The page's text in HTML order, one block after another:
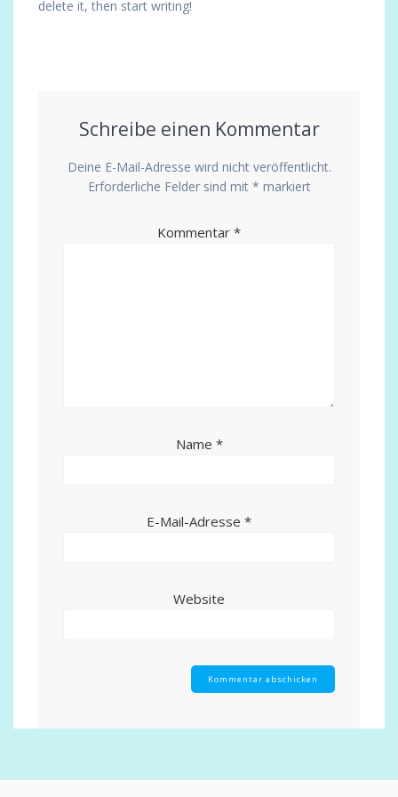
delete it, then start writing!
Schreibe einen Kommentar
Deine E-Mail-Adresse wird nicht veröffentlicht.
Erforderliche Felder sind mit * markiert
Kommentar *
Name *
E-Mail-Adresse *
Website